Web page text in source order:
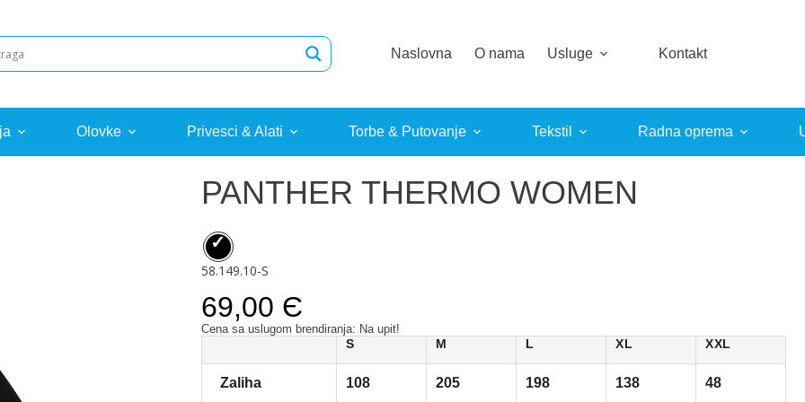
Naslovna
O nama Usluge Kontakt
Olovke Privesci & Alati Torbe & Putovanje Tekstil Radna oprema
PANTHER THERMO WOMEN
58.149.10-S
69,00 Є
Cena sa uslugom brendiranja: Na upit!
S M L XL XXL
Zaliha 108 205 198 138 48